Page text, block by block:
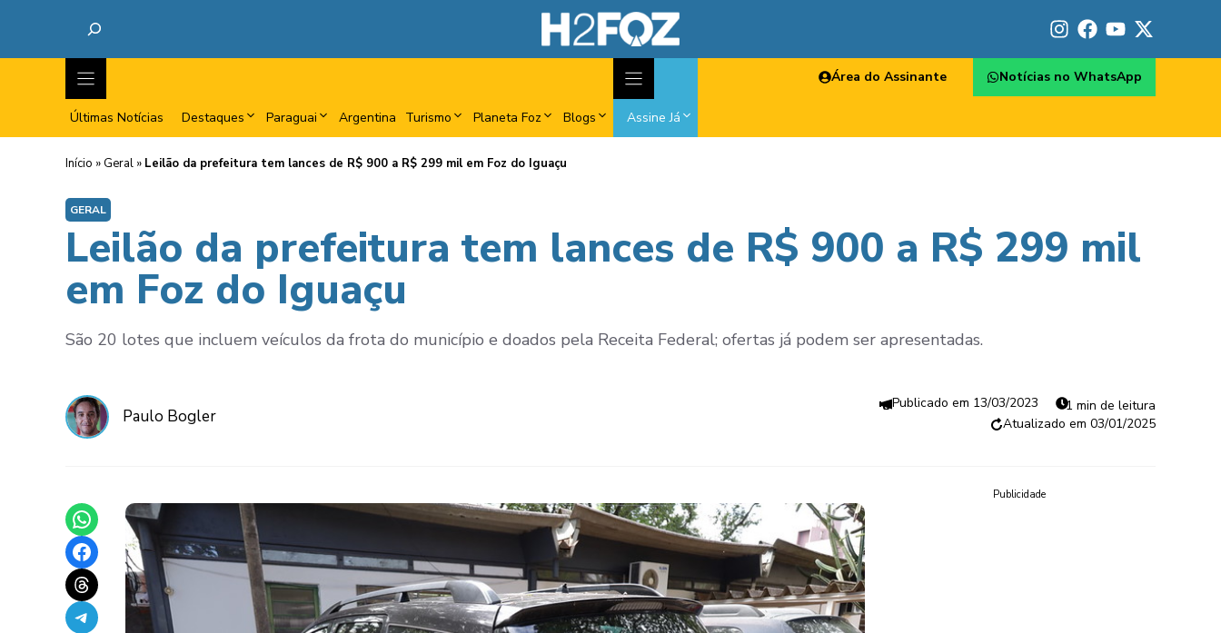
Últimas Notícias Destaques Paraguai Argentina Turismo Planeta Foz Blogs Assine Já
Área do Assinante Notícias no WhatsApp
Início » Geral » Leilão da prefeitura tem lances de R$ 900 a R$ 299 mil em Foz do Iguaçu
GERAL
Leilão da prefeitura tem lances de R$ 900 a R$ 299 mil
em Foz do Iguaçu
São 20 lotes que incluem veículos da frota do município e doados pela Receita Federal; ofertas já podem ser apresentadas.
Paulo Bogler
13/03/2023
1 min de leitura
03/01/2025
Share on WhatsApp
Share on Facebook
Share on Threads
Share on Telegram
Publicidade